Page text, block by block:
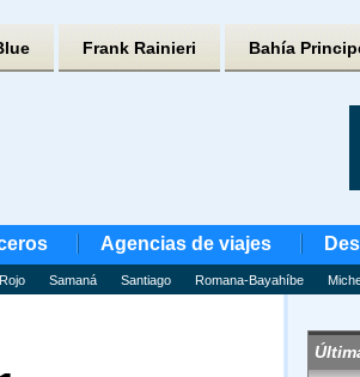
Frank Rainieri Bahía
Agencias de viajes
Samaná Santiago Romana-Bayahíbe